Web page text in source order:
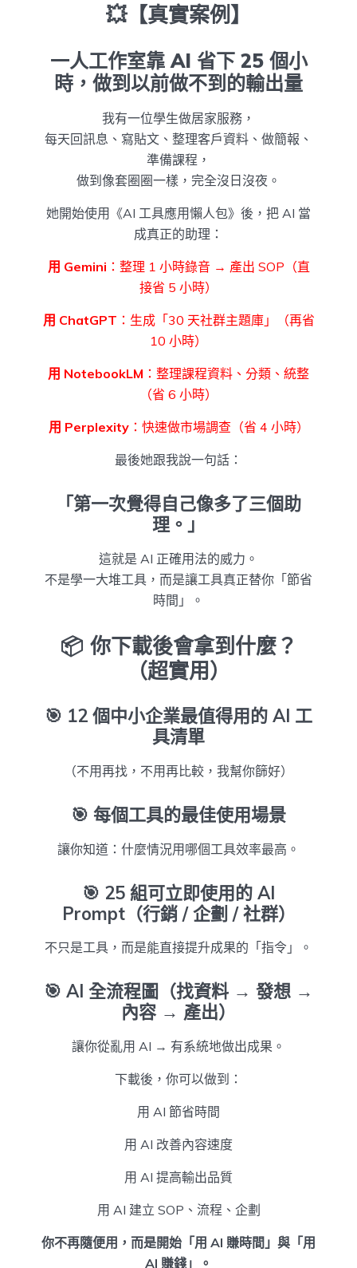
💥【真實案例】
一人工作室靠 AI 省下 25 個小
時，做到以前做不到的輸出量
我有一位學生做居家服務，
每天回訊息、寫貼文、整理客戶資料、做簡報、
準備課程，
做到像套圈圈一樣，完全沒日沒夜。
她開始使用《AI 工具應用懶人包》後，把 AI 當
成真正的助理：
用 Gemini ：整理 1 小時錄音 → 產出 SOP（直
接省 5 小時）
用 ChatGPT ：生成「30 天社群主題庫」（再省
10 小時）
用 NotebookLM ：整理課程資料、分類、統整
（省 6 小時）
用 Perplexity：快速做市場調查（省 4 小時）
最後她跟我說一句話：
「第一次覺得自己像多了三個助
理。」
這就是 AI 正確用法的威力。
不是學一大堆工具，而是讓工具真正替你「節省
時間」。
📦 你下載後會拿到什麼？
（超實用）
🎯 12 個中小企業最值得用的 AI 工
具清單
（不用再找，不用再比較，我幫你篩好）
🎯 每個工具的最佳使用場景
讓你知道：什麼情況用哪個工具效率最高。
🎯 25 組可立即使用的 AI
Prompt（行銷 / 企劃 / 社群）
不只是工具，而是能直接提升成果的「指令」。
🎯 AI 全流程圖（找資料 → 發想 →
內容 → 產出）
讓你從亂用 AI → 有系統地做出成果。
下載後，你可以做到：
用 AI 節省時間
用 AI 改善內容速度
用 AI 提高輸出品質
用 AI 建立 SOP、流程、企劃
你不再隨便用，而是開始「用 AI 賺時間」與「用
AI 賺錢」。